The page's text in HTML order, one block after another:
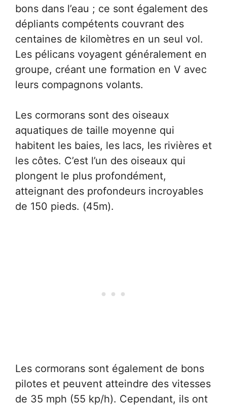
bons dans l’eau ; ce sont également des
dépliants compétents couvrant des
centaines de kilomètres en un seul vol.
Les pélicans voyagent généralement en
groupe, créant une formation en V avec
leurs compagnons volants.
Les cormorans sont des oiseaux
aquatiques de taille moyenne qui
habitent les baies, les lacs, les rivières et
les côtes. C’est l’un des oiseaux qui
plongent le plus profondément,
atteignant des profondeurs incroyables
de 150 pieds. (45m).
Les cormorans sont également de bons
pilotes et peuvent atteindre des vitesses
de 35 mph (55 kp/h). Cependant, ils ont